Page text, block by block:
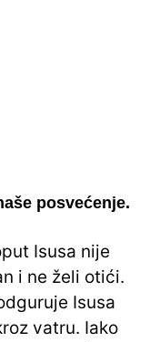
posvećenje.
Isusa nije
i ne želi otići.
Isusa
vatru. Iako